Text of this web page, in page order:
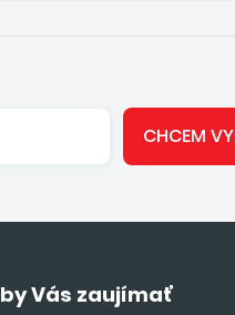
CHCEM
Vás zaujímať